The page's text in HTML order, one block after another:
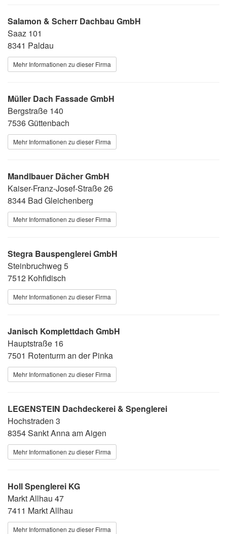
Salamon & Scherr Dachbau GmbH
Saaz 101
8341 Paldau
Mehr Informationen zu dieser Firma
Müller Dach Fassade GmbH
Bergstraße 140
7536 Güttenbach
Mehr Informationen zu dieser Firma
Mandlbauer Dächer GmbH
Kaiser-Franz-Josef-Straße 26
8344 Bad Gleichenberg
Mehr Informationen zu dieser Firma
Stegra Bauspenglerei GmbH
Steinbruchweg 5
7512 Kohfidisch
Mehr Informationen zu dieser Firma
Janisch Komplettdach GmbH
Hauptstraße 16
7501 Rotenturm an der Pinka
Mehr Informationen zu dieser Firma
LEGEN­STEIN Dach­de­ckerei & Speng­lerei
Hoch­straden 3
8354 Sankt Anna am Aigen
Mehr Informationen zu dieser Firma
Holl Spenglerei KG
Markt Allhau 47
7411 Markt Allhau
Mehr Informationen zu dieser Firma